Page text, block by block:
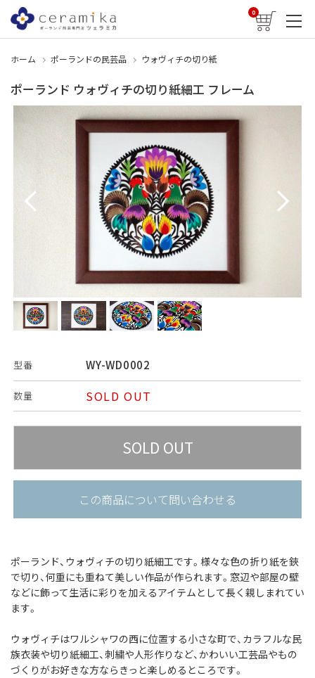
0
ホーム ポーランドの民芸品 ウォヴィチの切り紙
ポーランド ウォヴィチの切り紙細工 フレーム
型番 WY-WD0002
数量 SOLD OUT
この商品について問い合わせる
ポーランド、ウォヴィチの切り紙細工です。 様々な色の折り紙を鋏
で切り、何重にも重ねて美しい作品が作られます。 窓辺や部屋の壁
などに飾って生活に彩りを加えるアイテムとして長く親しまれてい
ます。
ウォヴィチはワルシャワの西に位置する小さな町で、 カラフルな民
族衣装や切り紙細工、刺繍や人形作りなど、かわいい工芸品やもの
づくりがお好きな方ならきっと楽しめるところです。